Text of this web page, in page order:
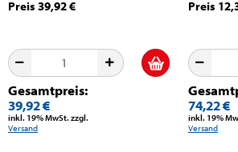
Preis 39,92 €
Gesamtpreis:
39,92 €
inkl. 19% MwSt. zzgl.
Versand
Preis
74,22 €
inkl. 19%
Versand